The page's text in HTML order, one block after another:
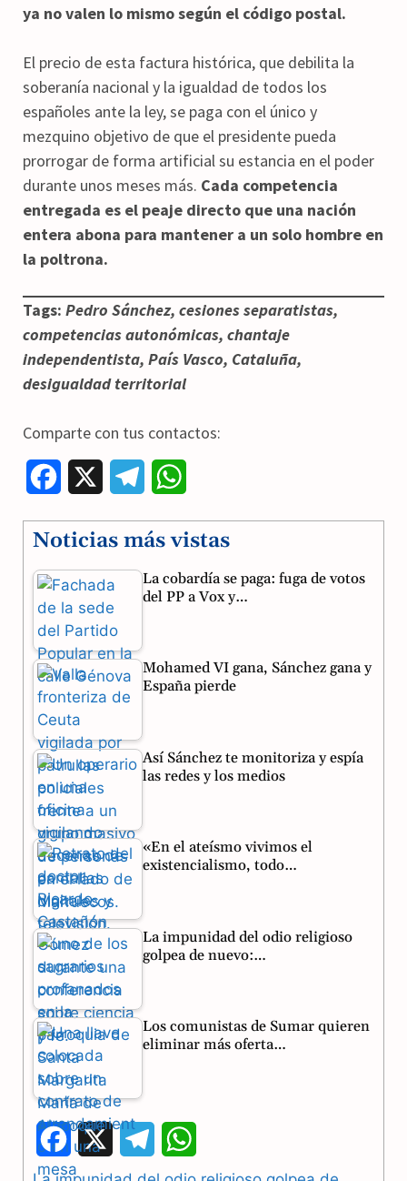
ya no valen lo mismo según el código postal.
El precio de esta factura histórica, que debilita la
soberanía nacional y la igualdad de todos los
españoles ante la ley, se paga con el único y
mezquino objetivo de que el presidente pueda
prorrogar de forma artificial su estancia en el poder
durante unos meses más. Cada competencia
entregada es el peaje directo que una nación
entera abona para mantener a un solo hombre en
la poltrona.
Tags: Pedro Sánchez, cesiones separatistas,
competencias autonómicas, chantaje
independentista, País Vasco, Cataluña,
desigualdad territorial
Comparte con tus contactos:
c
e
b
o
o
k
l
e
a
a
t
p
Noticias más vistas
La cobardía se paga: fuga de votos
del PP a Vox y…
Mohamed VI gana, Sánchez gana y
España pierde
Así Sánchez te monitoriza y espía
las redes y los medios
«En el ateísmo vivimos el
existencialismo, todo…
La impunidad del odio religioso
golpea de nuevo:…
Los comunistas de Sumar quieren
eliminar más oferta…
F
a
e
h